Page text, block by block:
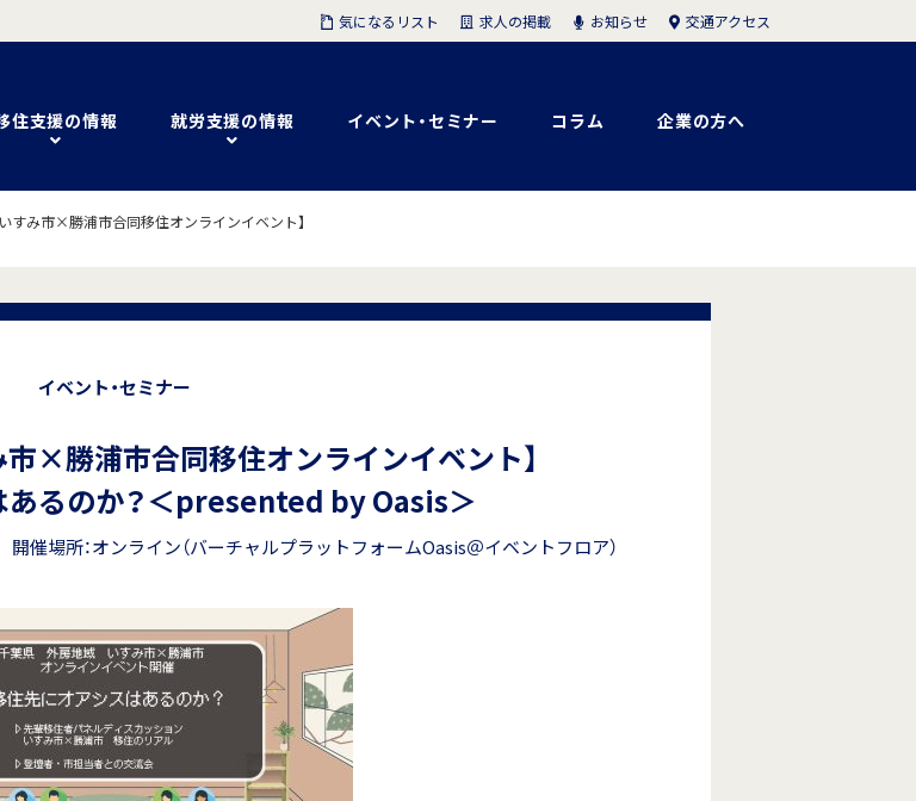
住支援の情報 就労支援の情報 イベント・セミナー コラム 企業の方へ
気になるリスト 求人の掲載 お知らせ 交通アクセス
いすみ市×勝浦市合同移住オンラインイベント】
イベント・セミナー
市×勝浦市合同移住オンラインイベント】
あるのか？＜presented by Oasis＞
場所：オンライン（バーチャルプラットフォームOasis＠イベントフロア）